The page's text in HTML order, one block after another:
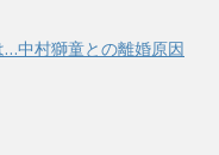
中村獅童との離婚原因